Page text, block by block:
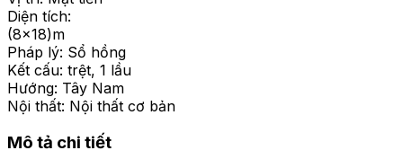
Diện tích:
(8x18)m
Pháp lý: Sổ hồng
Kết cấu: trệt, 1 lầu
Hướng: Tây Nam
Nội thất: Nội thất cơ bản
Mô tả chi tiết